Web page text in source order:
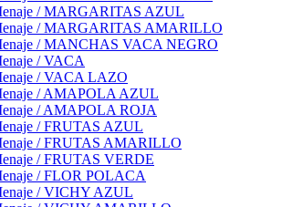
/ MARGARITAS AZUL
/ MARGARITAS AMARILLO
/ MANCHAS VACA NEGRO
/ VACA
/ VACA LAZO
/ AMAPOLA AZUL
/ AMAPOLA ROJA
/ FRUTAS AZUL
/ FRUTAS AMARILLO
/ FRUTAS VERDE
/ FLOR POLACA
/ VICHY AZUL